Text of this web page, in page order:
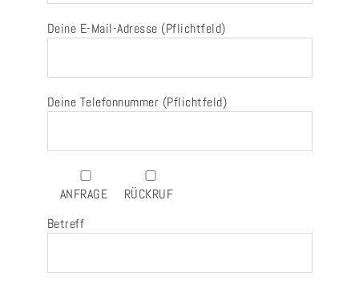
Deine E-Mail-Adresse (Pflichtfeld)
Deine Telefonnummer (Pflichtfeld)
ANFRAGE
RÜCKRUF
Betreff